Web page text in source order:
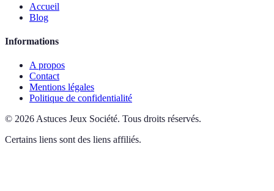
Accueil
Blog
Informations
A propos
Contact
Mentions légales
Politique de confidentialité
© 2026 Astuces Jeux Société. Tous droits réservés.
Certains liens sont des liens affiliés.